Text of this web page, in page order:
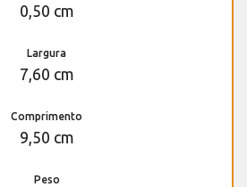
0,50 cm
Largura
7,60 cm
Comprimento
9,50 cm
Peso